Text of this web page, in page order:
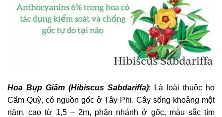
Hoa Bụp Giấm (Hibiscus Sabdariffa): Là loài thuộc họ
Cẩm Quỳ, có nguồn gốc ở Tây Phi. Cây sống khoảng một
năm, cao từ 1,5 – 2m, phân nhánh ở gốc, màu sắc tím